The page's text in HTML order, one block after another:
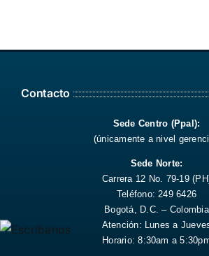
Contacto
Sede Centro (Ppal):
(únicamente a nivel
Sede Norte:
Carrera 12 No. 79-19
Teléfono: 249 6426
Bogotá, D.C. – Colombia
Atención: Lunes a
Horario: 8:30am a